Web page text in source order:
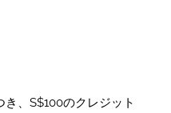
き、S$100のクレジット